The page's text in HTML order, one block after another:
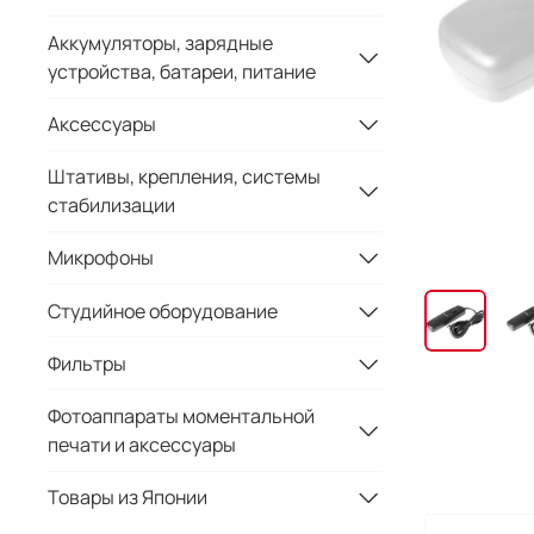
Аккумуляторы, зарядные
устройства, батареи, питание
Аксессуары
Штативы, крепления, системы
стабилизации
Микрофоны
Студийное оборудование
Фильтры
Фотоаппараты моментальной
печати и аксессуары
Товары из Японии